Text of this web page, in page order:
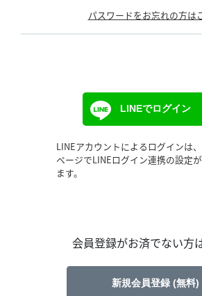
パスワードをお忘れの方は
LINEでログイン
LINEアカウントによるログインは
ページでLINEログイン連携の設定
ます。
会員登録がお済でない方
新規会員登録 (無料)